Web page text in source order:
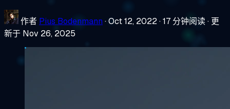
作者 Pius Bodenmann ·Oct 12, 2022·17 分钟阅读· 更
新于 Nov 26, 2025